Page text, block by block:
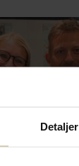
Detaljer